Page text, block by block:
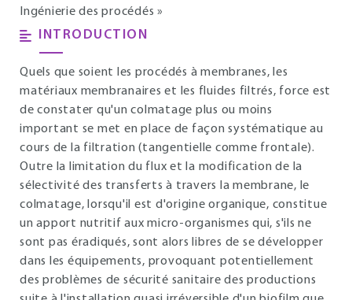
Ingénierie des procédés »
INTRODUCTION
Quels que soient les procédés à membranes, les
matériaux membranaires et les fluides filtrés, force est
de constater qu'un colmatage plus ou moins
important se met en place de façon systématique au
cours de la filtration (tangentielle comme frontale).
Outre la limitation du flux et la modification de la
sélectivité des transferts à travers la membrane, le
colmatage, lorsqu'il est d'origine organique, constitue
un apport nutritif aux micro-organismes qui, s'ils ne
sont pas éradiqués, sont alors libres de se développer
dans les équipements, provoquant potentiellement
des problèmes de sécurité sanitaire des productions